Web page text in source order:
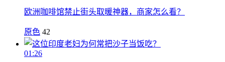
欧洲咖啡馆禁止街头取暖神器，商家怎么看？
原色 42
01:26